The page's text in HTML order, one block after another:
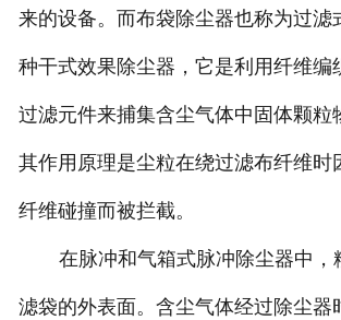
来的设备。而布袋除尘器也称为过滤
种干式效果除尘器，它是利用纤维编
过滤元件来捕集含尘气体中固体颗粒
其作用原理是尘粒在绕过滤布纤维时
纤维碰撞而被拦截。
在脉冲和气箱式脉冲除尘器中，
滤袋的外表面。含尘气体经过除尘器